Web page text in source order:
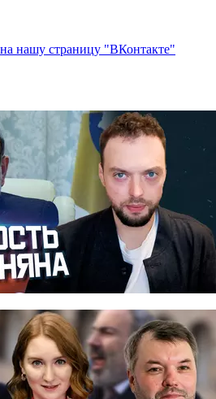
нашу страницу "ВКонтакте"